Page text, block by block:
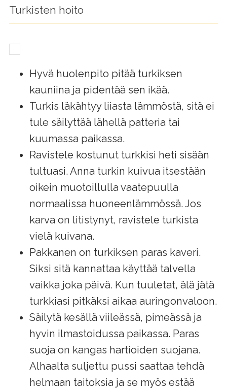
Turkisten hoito
Hyvä huolenpito pitää turkiksen
kauniina ja pidentää sen ikää.
Turkis läkähtyy liiasta lämmöstä, sitä ei
tule säilyttää lähellä patteria tai
kuumassa paikassa.
Ravistele kostunut turkkisi heti sisään
tultuasi. Anna turkin kuivua itsestään
oikein muotoillulla vaatepuulla
normaalissa huoneenlämmössä. Jos
karva on litistynyt, ravistele turkista
vielä kuivana.
Pakkanen on turkiksen paras kaveri.
Siksi sitä kannattaa käyttää talvella
vaikka joka päivä. Kun tuuletat, älä jätä
turkkiasi pitkäksi aikaa auringonvaloon.
Säilytä kesällä viileässä, pimeässä ja
hyvin ilmastoidussa paikassa. Paras
suoja on kangas hartioiden suojana.
Alhaalta suljettu pussi saattaa tehdä
helmaan taitoksia ja se myös estää